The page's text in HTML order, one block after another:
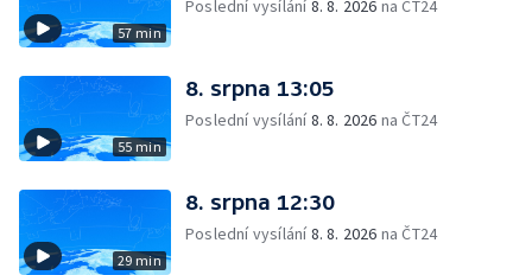
57 min
Poslední vysílání8. 8. 2026 na ČT24
55 min
8. srpna 13:05
Poslední vysílání8. 8. 2026 na ČT24
29 min
8. srpna 12:30
Poslední vysílání8. 8. 2026 na ČT24